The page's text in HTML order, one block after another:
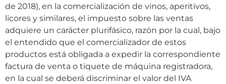
de 2018), en la comercialización de vinos, aperitivos,
licores y similares, el impuesto sobre las ventas
adquiere un carácter plurifásico, razón por la cual, bajo
el entendido que el comercializador de estos
productos está obligada a expedir la correspondiente
factura de venta o tiquete de máquina registradora,
en la cual se deberá discriminar el valor del IVA